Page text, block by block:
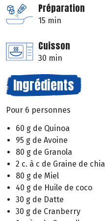
Préparation
15 min
Cuisson
30 min
Ingrédients
Pour 6 personnes
60 g de Quinoa
95 g de Avoine
80 g de Granola
2 c. à c de Graine de chia
80 g de Miel
40 g de Huile de coco
30 g de Datte
30 g de Cranberry